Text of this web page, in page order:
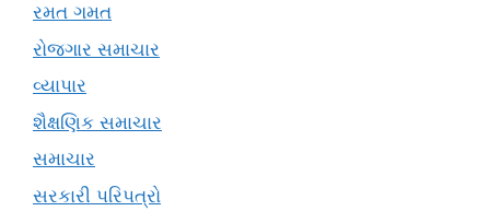
રમત ગમત
રોજગાર સમાચાર
વ્યાપાર
શૈક્ષણિક સમાચાર
સમાચાર
સરકારી પરિપત્રો